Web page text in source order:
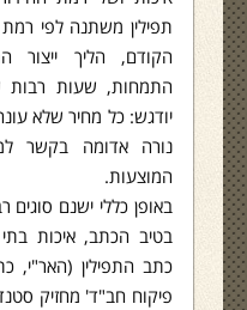
תפילין משתנה לפי
הקודם, הליך ייצור
התמחות, שעות רבות
יודגש: כל מחיר שלא
נורה אדומה בקשר
המוצעות.
באופן כללי ישנם סוגים
בטיב הכתב, איכות בתי
כתב התפילין (האר"י,
פיקוח חב"ד' מחזיק